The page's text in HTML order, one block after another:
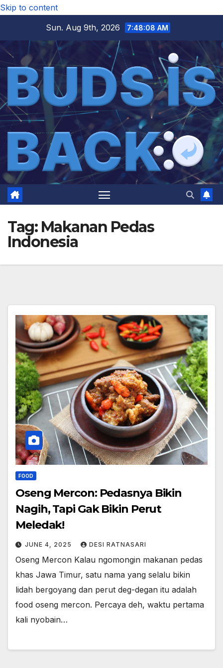
Skip to content
Sun. Aug 9th, 2026
7:48:08 AM
Tag: Makanan Pedas
Indonesia
FOOD
Oseng Mercon: Pedasnya Bikin
Nagih, Tapi Gak Bikin Perut
Meledak!
JUNE 4, 2025 DESI RATNASARI
Oseng Mercon Kalau ngomongin makanan pedas
khas Jawa Timur, satu nama yang selalu bikin
lidah bergoyang dan perut deg-degan itu adalah
food oseng mercon. Percaya deh, waktu pertama
kali nyobain…